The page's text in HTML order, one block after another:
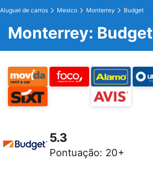
Aluguel de carros Mexico Monterrey Budget
Monterrey: Budget
5.3
Pontuação: 20+